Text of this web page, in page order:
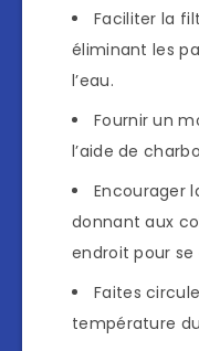
Faciliter la
éliminant les
l’eau.
Fournir un
l’aide de
Encourager
donnant aux
endroit pour se
Faites
température